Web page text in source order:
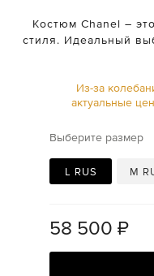
Костюм Chanel –
стиля. Идеальный
Из-за
актуальные
Выберите размер
L RUS M
58 500 ₽